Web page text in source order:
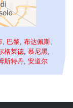
巴黎 布达佩斯
格莱德 慕尼黑
斯特丹 安道尔